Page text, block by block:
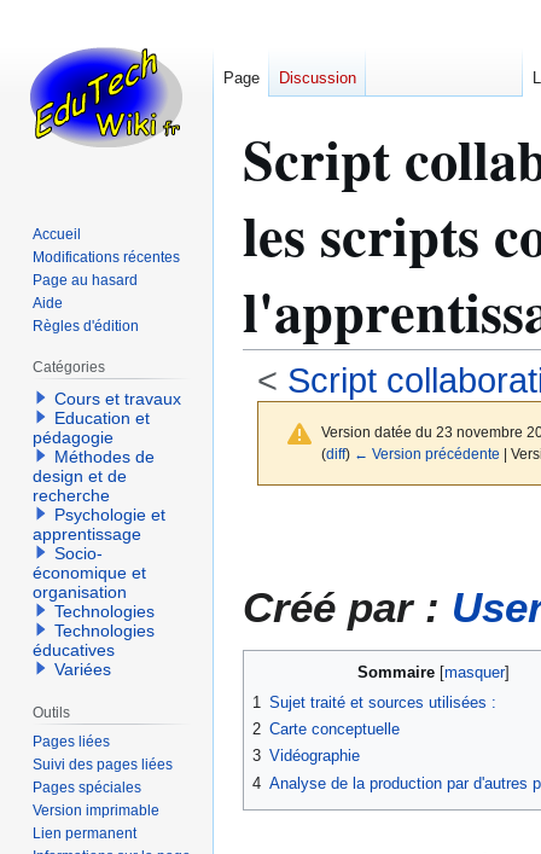
Script
les scripts
< Script
Version datée du 23 novembre
(diff) ← Version précédente |
navigation
recherche
Créé par :
Sommaire
1 Sujet traité et sources utilisées :
2 Carte conceptuelle
3 Vidéographie
4 Analyse de la production par d'autres
Page Discussion
Accueil
Modifications récentes
Page au hasard
Aide
Règles d'édition
Catégories
Cours et travaux
Education et
pédagogie
Méthodes de
design et de
recherche
Psychologie et
apprentissage
Socio-
économique et
organisation
Technologies
Technologies
éducatives
Variées
Outils
Pages liées
Suivi des pages liées
Pages spéciales
Version imprimable
Lien permanent